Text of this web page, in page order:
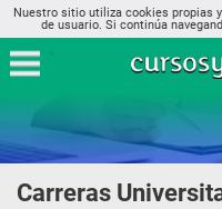
Nuestro sitio utiliza cookies propias
de usuario. Si continúa
Carreras